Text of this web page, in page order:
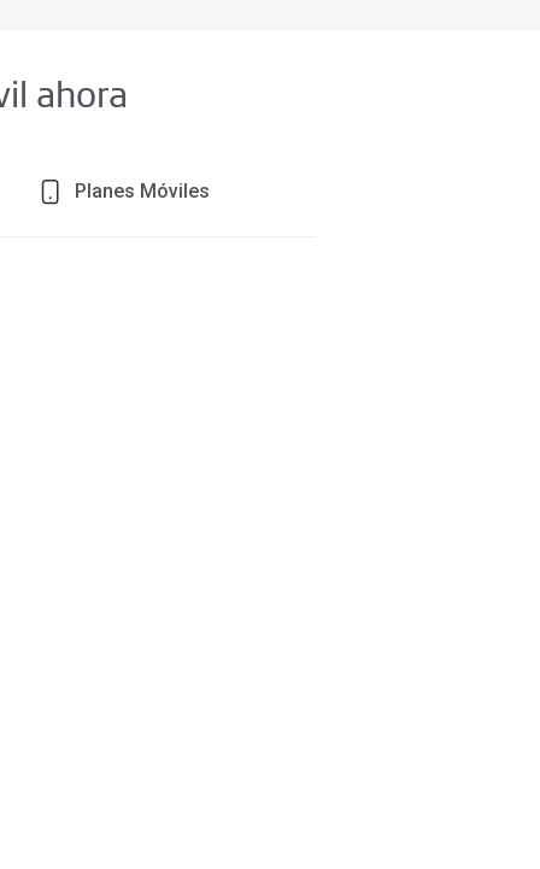
ahora
Planes Móviles